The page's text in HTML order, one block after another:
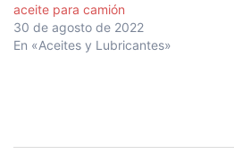
aceite para camión
30 de agosto de 2022
En «Aceites y Lubricantes»